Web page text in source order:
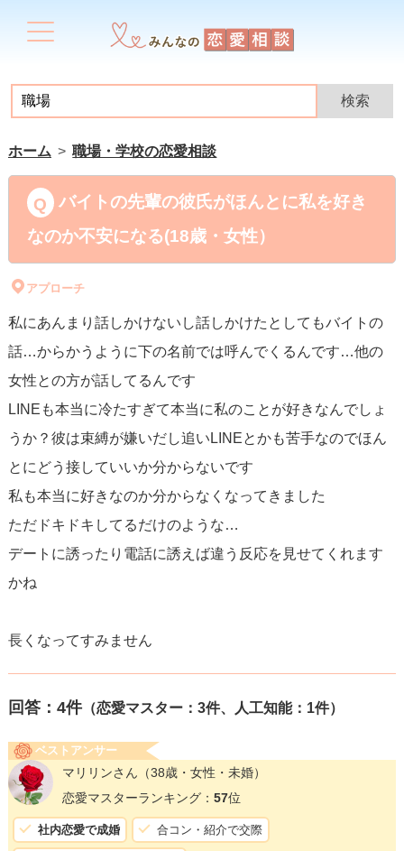
ホーム 職場・学校の恋愛相談
バイトの先輩の彼氏がほんとに私を好き
なのか不安になる(18歳・女性）
アプローチ
私にあんまり話しかけないし話しかけたとしてもバイトの
話…からかうように下の名前では呼んでくるんです…他の
女性との方が話してるんです
LINEも本当に冷たすぎて本当に私のことが好きなんでしょ
うか？彼は束縛が嫌いだし追いLINEとかも苦手なのでほん
とにどう接していいか分からないです
私も本当に好きなのか分からなくなってきました
ただドキドキしてるだけのような…
デートに誘ったり電話に誘えば違う反応を見せてくれます
かね
長くなってすみません
回答： 4件（恋愛マスター：3件、人工知能：1件）
ベストアンサー
マリリンさん （38歳・女性・未婚）
恋愛マスターランキング： 57位
社内恋愛で成婚 合コン・紹介で交際